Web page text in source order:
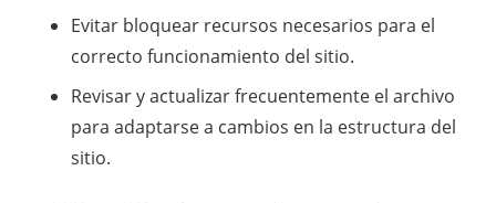
Evitar bloquear recursos necesarios para el
correcto funcionamiento del sitio.
Revisar y actualizar frecuentemente el archivo
para adaptarse a cambios en la estructura del
sitio.